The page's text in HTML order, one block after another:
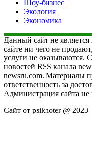
Шоу-бизнес
Экология
Экономика
Данный сайт не
сайте ни чего не
услуги не оказываются.
новостей RSS канала
newsru.com. Материалы
ответственность за
Администрация сайта не
Сайт от psikhoter @ 2023